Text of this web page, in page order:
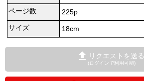
ページ数
225p
サイズ
18cm
リクエストを送る
(ログインで利用可能)